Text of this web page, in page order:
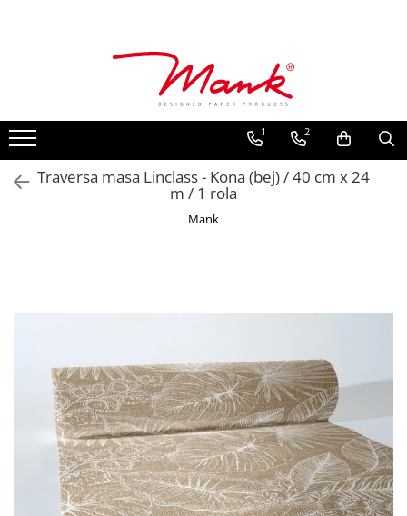
Toate Produsele
UNI
IMPRIMEU
TEMATICA MARINA - PESCARESTI
VINTAGE
RUSTICE - VANATORESTI
TOAMNA
VALENTINE'S DAY /DRAGOBETE
1 2
Traversa masa Linclass - Kona (bej) / 40 cm x 24
m / 1 rola
Mank